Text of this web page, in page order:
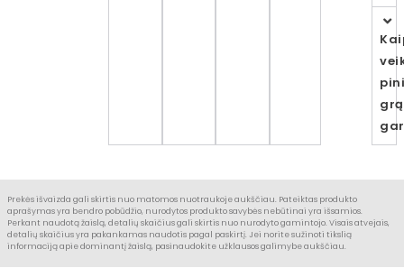
Prekės išvaizda gali skirtis nuo matomos nuotraukoje aukščiau. Pateiktas produkto
aprašymas yra bendro pobūdžio, nurodytos produkto savybės nebūtinai yra išsamios.
Perkant naudotą žaislą, detalių skaičius gali skirtis nuo nurodyto gamintojo. Visais atvejais,
detalių skaičius yra pakankamas naudotis pagal paskirtį. Jei norite sužinoti tikslią
informaciją apie dominantį žaislą, pasinaudokite užklausos galimybe aukščiau.